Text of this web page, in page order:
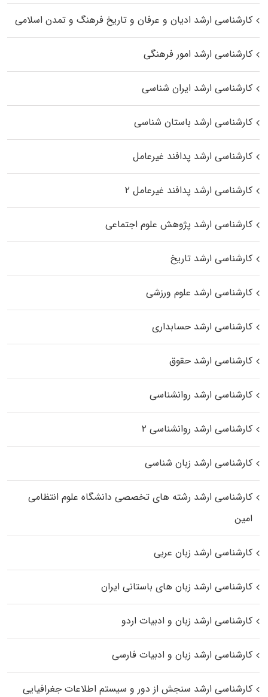
کارشناسی ارشد ادیان و عرفان و تاریخ فرهنگ و تمدن اسلامی
کارشناسی ارشد امور فرهنگی
کارشناسی ارشد ایران شناسی
کارشناسی ارشد باستان شناسی
کارشناسی ارشد پدافند غیرعامل
کارشناسی ارشد پدافند غیرعامل ۲
کارشناسی ارشد پژوهش علوم اجتماعی
کارشناسی ارشد تاریخ
کارشناسی ارشد علوم ورزشی
کارشناسی ارشد حسابداری
کارشناسی ارشد حقوق
کارشناسی ارشد روانشناسی
کارشناسی ارشد روانشناسی ۲
کارشناسی ارشد زبان شناسی
کارشناسی ارشد رﺷﺘﻪ ﻫﺎی تخصصی داﻧﺸﮕﺎه ﻋﻠﻮم انتظامی
اﻣﻴﻦ
کارشناسی ارشد زبان عربی
کارشناسی ارشد زبان‌ های باستانی ایران
کارشناسی ارشد زبان و ادبیات اردو
کارشناسی ارشد زبان و ادبیات فارسی
کارشناسی ارشد سنجش از دور و سیستم اطلاعات جغرافیایی